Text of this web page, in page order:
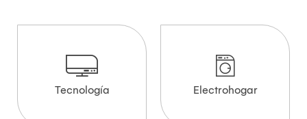
Tecnología Electrohogar